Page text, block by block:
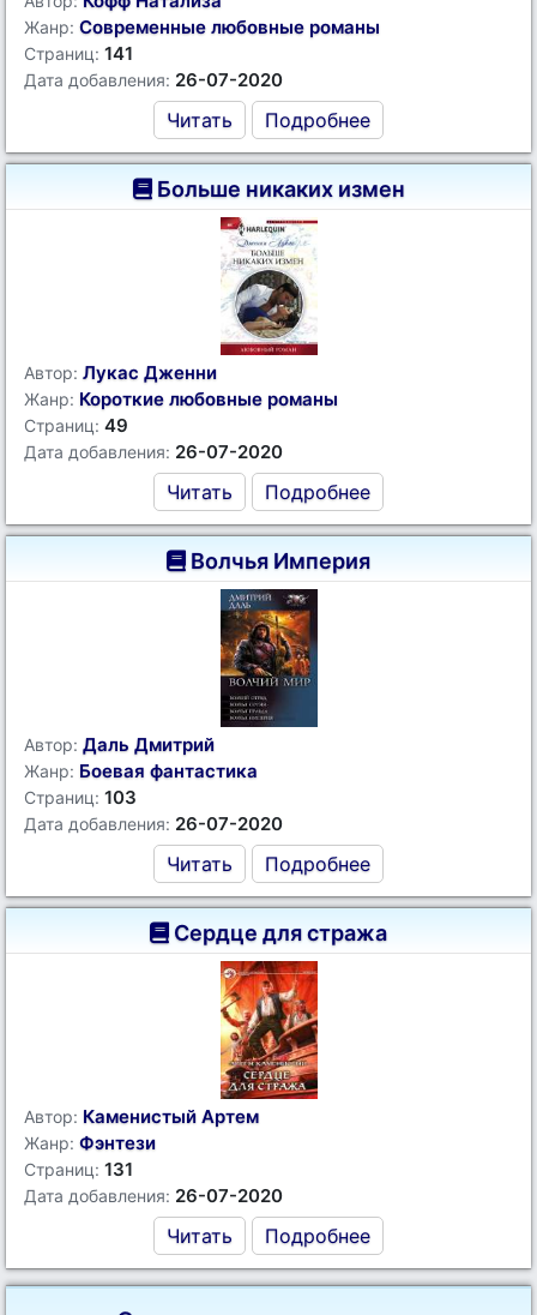
Жанр: Современные любовные романы
Страниц: 141
Дата добавления: 26-07-2020
Читать Подробнее
Больше никаких измен
Автор: Лукас Дженни
Жанр: Короткие любовные романы
Страниц: 49
Дата добавления: 26-07-2020
Читать Подробнее
Волчья Империя
Автор: Даль Дмитрий
Жанр: Боевая фантастика
Страниц: 103
Дата добавления: 26-07-2020
Читать Подробнее
Сердце для стража
Автор: Каменистый Артем
Жанр: Фэнтези
Страниц: 131
Дата добавления: 26-07-2020
Читать Подробнее